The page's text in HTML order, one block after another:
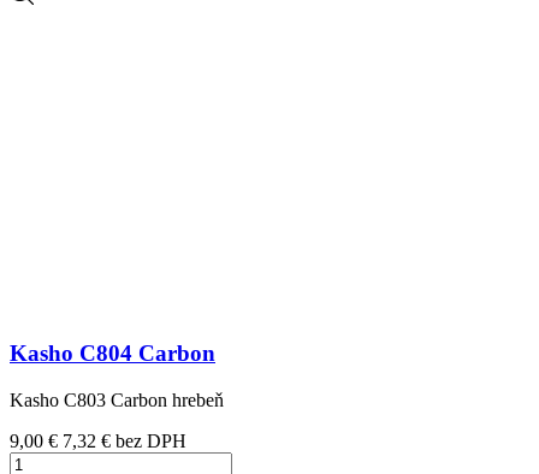
Kasho C804 Carbon
Kasho C803 Carbon hrebeň
Cena
9,00 € 7,32 € bez DPH